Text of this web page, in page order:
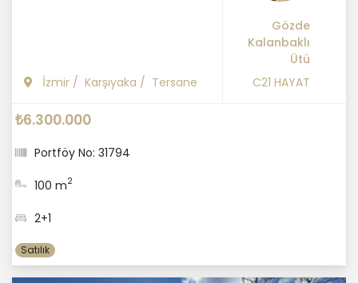
İzmir / Karşıyaka / Tersane
Gözde
Kalanbaklı
Ütü
C21 HAYAT
₺6.300.000
Portföy No: 31794
100 m2
2+1
Satılık